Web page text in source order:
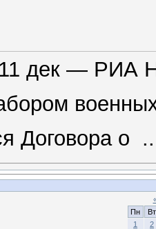
дек — РИА
Договора о
Пн
Вт
1
2